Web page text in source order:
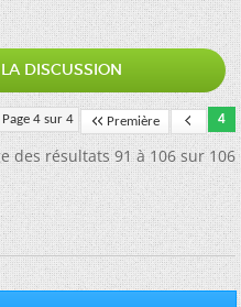
DISCUSSION
Page 4 sur 4 Première 4
des résultats 91 à 106 sur 106